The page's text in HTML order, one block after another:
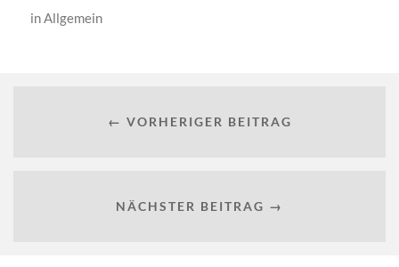
inAllgemein
← VORHERIGER BEITRAG
NÄCHSTER BEITRAG →